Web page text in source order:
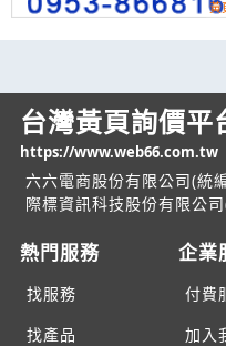
台灣黃頁詢價平
https://www.web66.com.tw
六六電商股份有限公司(統
際標資訊科技股份有限公
熱門服務
找服務
找產品
企業
付費
加入